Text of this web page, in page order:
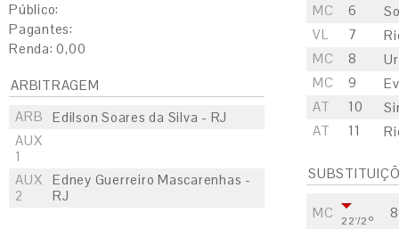
Público:
Pagantes:
Renda: 0,00
ARBITRAGEM
ARB
Edilson Soares da Silva - RJ
AUX
1
AUX
2
Edney Guerreiro Mascarenhas -
RJ
MC
6
VL
7
MC
8
MC
9
AT
10
AT
11
MC 22'/2º 8